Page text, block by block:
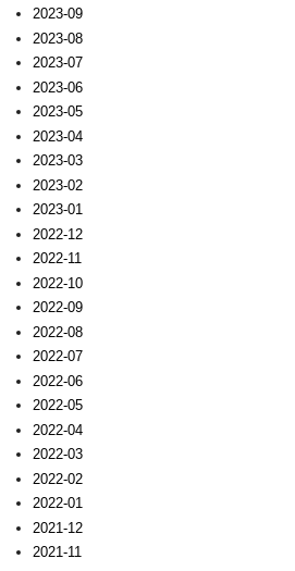
2023-09
2023-08
2023-07
2023-06
2023-05
2023-04
2023-03
2023-02
2023-01
2022-12
2022-11
2022-10
2022-09
2022-08
2022-07
2022-06
2022-05
2022-04
2022-03
2022-02
2022-01
2021-12
2021-11